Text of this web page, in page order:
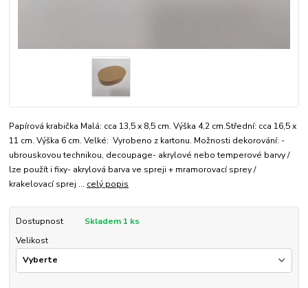
Papírová krabička Malá: cca 13,5 x 8,5 cm. Výška 4,2 cm.Střední: cca 16,5 x
11 cm. Výška 6 cm. Velké: Vyrobeno z kartonu. Možnosti dekorování: -
ubrouskovou technikou, decoupage- akrylové nebo temperové barvy /
lze použít i fixy- akrylová barva ve spreji + mramorovací sprey /
krakelovací sprej ... celý popis
Dostupnost
Skladem 1 ks
Velikost